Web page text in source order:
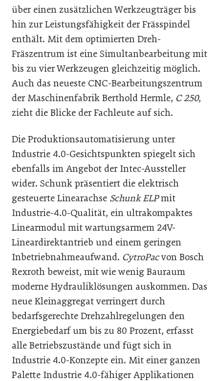
über einen zusätzlichen Werkzeugträger bis
hin zur Leistungsfähigkeit der Frässpindel
enthält. Mit dem optimierten Dreh-
Fräszentrum ist eine Simultanbearbeitung mit
bis zu vier Werkzeugen gleichzeitig möglich.
Auch das neueste CNC-Bearbeitungszentrum
der Maschinenfabrik Berthold Hermle, C 250,
zieht die Blicke der Fachleute auf sich.
Die Produktionsautomatisierung unter
Industrie 4.0-Gesichtspunkten spiegelt sich
ebenfalls im Angebot der Intec-Aussteller
wider. Schunk präsentiert die elektrisch
gesteuerte Linearachse Schunk ELPmit
Industrie-4.0-Qualität, ein ultrakompaktes
Linearmodul mit wartungsarmem 24V-
Lineardirektantrieb und einem geringen
Inbetriebnahmeaufwand. CytroPacvon Bosch
Rexroth beweist, mit wie wenig Bauraum
moderne Hydrauliklösungen auskommen. Das
neue Kleinaggregat verringert durch
bedarfsgerechte Drehzahlregelungen den
Energiebedarf um bis zu 80 Prozent, erfasst
alle Betriebszustände und fügt sich in
Industrie 4.0-Konzepte ein. Mit einer ganzen
Palette Industrie 4.0-fähiger Applikationen